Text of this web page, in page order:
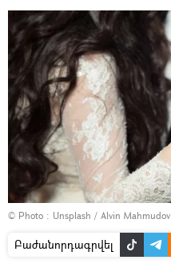
© Photo : Unsplash / Alvin Mahmudov
Բաժանորդագրվել